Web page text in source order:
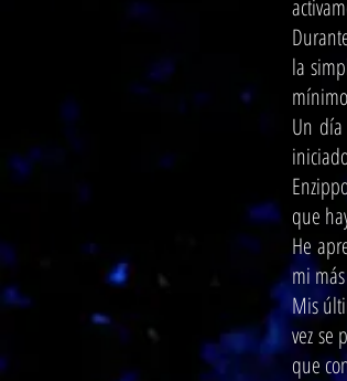
la
Un
que
He
mi
Mis
vez se
que